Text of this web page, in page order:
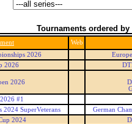
Tournaments ordered by
Web
2026
2026
2026
#1
2024 SuperVeterans
German
2024